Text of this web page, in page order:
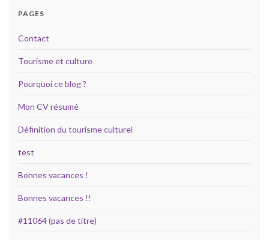
PAGES
Contact
Tourisme et culture
Pourquoi ce blog ?
Mon CV résumé
Définition du tourisme culturel
test
Bonnes vacances !
Bonnes vacances !!
#11064 (pas de titre)